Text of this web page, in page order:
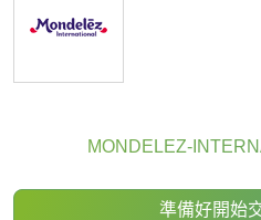
MONDELEZ-
準備好開始